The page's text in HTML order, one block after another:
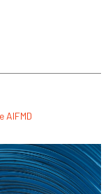
AIFMD